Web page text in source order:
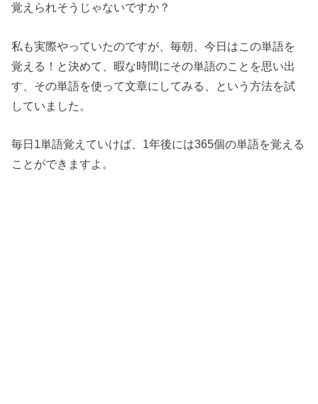
覚えられそうじゃないですか？
私も実際やっていたのですが、毎朝、今日はこの単語を
覚える！と決めて、暇な時間にその単語のことを思い出
す、その単語を使って文章にしてみる、という方法を試
していました。
毎日1単語覚えていけば、1年後には365個の単語を覚える
ことができますよ。